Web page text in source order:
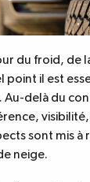
du froid, de
point il est
. Au-delà du
sont mis à
neige.